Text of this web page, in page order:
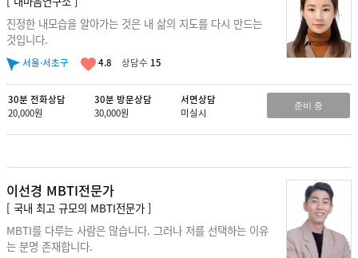
진정한 내모습을 알아가는 것은 내 삶의 지도를 다시 만드는
것입니다.
서울·서초구 4.8 상담수 15
30분 전화상담
20,000원
30분 방문상담
30,000원
서면상담
미실시
준비 중
이선경 MBTI전문가
[ 국내 최고 규모의 MBTI전문가 ]
MBTI를 다루는 사람은 많습니다. 그러나 저를 선택하는 이유
는 분명 존재합니다.